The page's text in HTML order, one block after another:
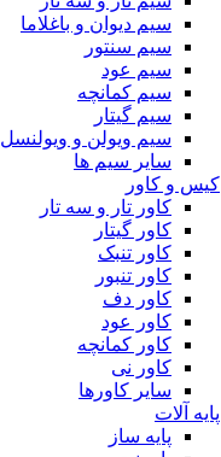
سیم دیوان و باغلاما
سیم سنتور
سیم عود
سیم کمانچه
سیم گیتار
سیم ویولن و ویولنسل
سایر سیم ها
کیس و کاور
کاور تار و سه تار
کاور گیتار
کاور تنبک
کاور تنبور
کاور دف
کاور عود
کاور کمانچه
کاور نی
سایر کاورها
پایه آلات
پایه ساز